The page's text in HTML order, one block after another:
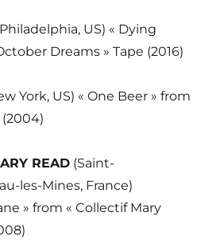
US) « Dying
Dreams » Tape (2016)
York, US) « One Beer » from
(2004)
READ (Saint-
les-Mines, France)
» from « Collectif Mary